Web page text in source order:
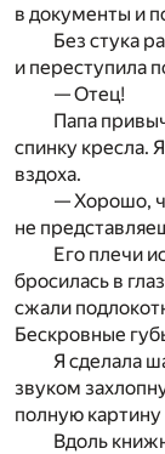
в документы и
Без стука
и переступила
— Отец!
Папа
спинку кресла.
вздоха.
— Хорошо,
не
Его плечи
бросилась в
сжали
Бескровные
Я сделала
звуком
полную
Вдоль